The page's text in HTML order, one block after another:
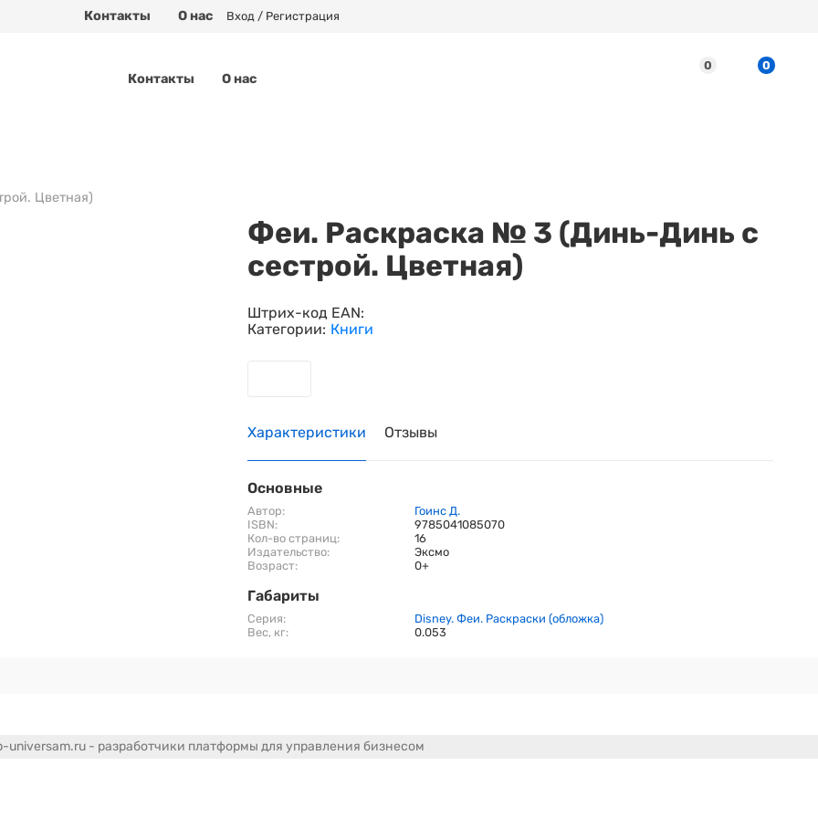
Контакты О нас Вход / Регистрация
Контакты О нас
0 0
Цветная)
Феи. Раскраска № 3 (Динь-Динь с
сестрой. Цветная)
Штрих-код EAN:
Категории: Книги
Характеристики Отзывы
Основные
Автор:
Гоинс Д.
ISBN:
9785041085070
Кол-во страниц:
16
Издательство:
Эксмо
Возраст:
0+
Габариты
Серия:
Disney. Феи. Раскраски (обложка)
Вес, кг:
0.053
universam.ru - разработчики платформы для управления бизнесом